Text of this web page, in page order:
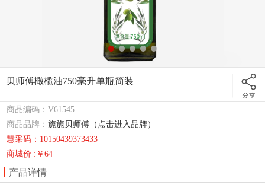
贝师傅橄榄油750毫升单瓶简装
商品编码：V61545
商品品牌：旎旎贝师傅（点击进入品牌）
慧采码：10150439373433
商城价 :￥64
产品详情